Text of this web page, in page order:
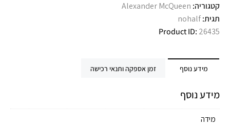
קטגוריה: Alexander McQueen
תגית:nohalf
Product ID: 26435
מידע נוסף זמן אספקה ותנאי רכישה
מידע נוסף
מידה